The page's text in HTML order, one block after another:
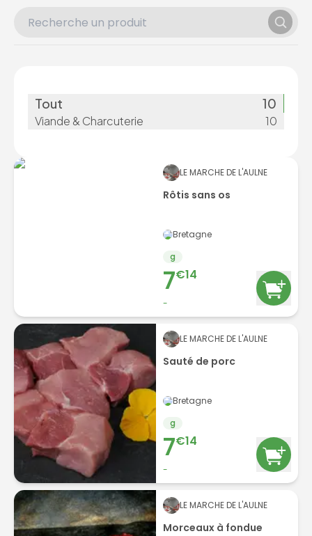
Tout 10
Viande & Charcuterie 10
LE MARCHE DE L'AULNE
Rôtis sans os
Bretagne
g
7€14
-
LE MARCHE DE L'AULNE
Sauté de porc
Bretagne
g
7€14
-
LE MARCHE DE L'AULNE
Morceaux à fondue